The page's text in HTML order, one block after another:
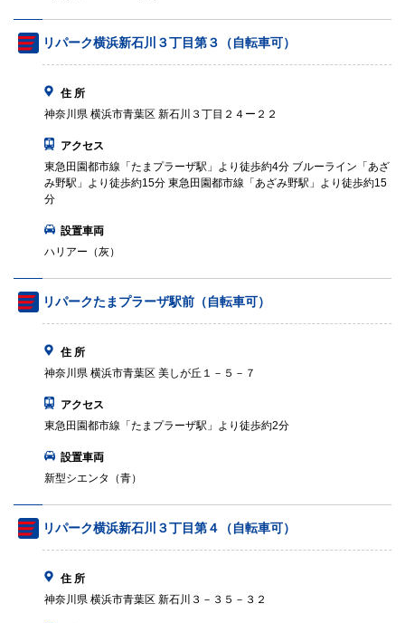
リパーク横浜新石川３丁目第３（自転車可）
住 所
神奈川県 横浜市青葉区 新石川３丁目２４ー２２
アクセス
東急田園都市線「たまプラーザ駅」より徒歩約4分 ブルーライン「あざ
み野駅」より徒歩約15分 東急田園都市線「あざみ野駅」より徒歩約15
分
設置車両
ハリアー（灰）
リパークたまプラーザ駅前（自転車可）
住 所
神奈川県 横浜市青葉区 美しが丘１－５－７
アクセス
東急田園都市線「たまプラーザ駅」より徒歩約2分
設置車両
新型シエンタ（青）
リパーク横浜新石川３丁目第４（自転車可）
住 所
神奈川県 横浜市青葉区 新石川３－３５－３２